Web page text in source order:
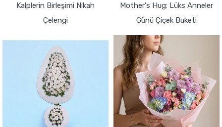
Kalplerin Birleşimi Nikah
Çelengi
Mother's Hug: Lüks Anneler
Günü Çiçek Buketi